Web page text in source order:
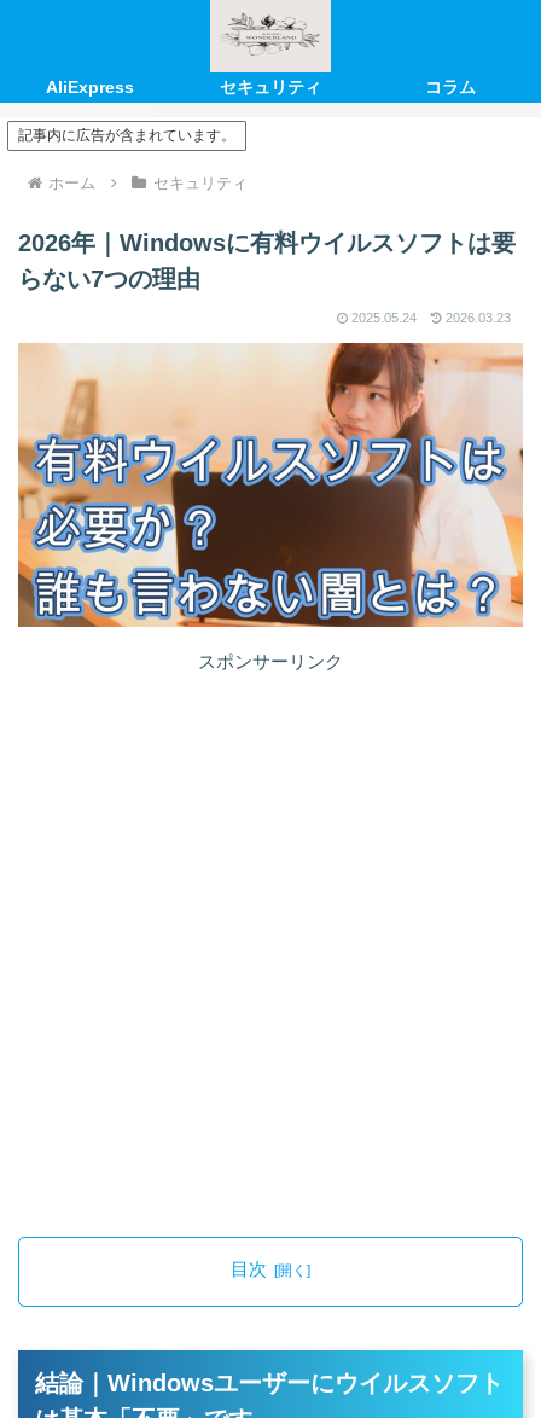
AliExpress セキュリティ コラム
記事内に広告が含まれています。
ホーム セキュリティ
2026年｜Windowsに有料ウイルスソフトは要
らない7つの理由
2025.05.24 2026.03.23
スポンサーリンク
目次
結論｜Windowsユーザーにウイルスソフト